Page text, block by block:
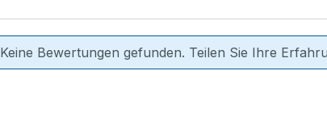
Keine Bewertungen gefunden. Teilen Sie Ihre